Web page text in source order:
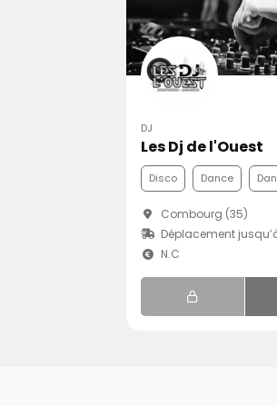
DJ
Les Dj de l'Ouest
Disco Dance
Combourg (35)
Déplacement
N.C